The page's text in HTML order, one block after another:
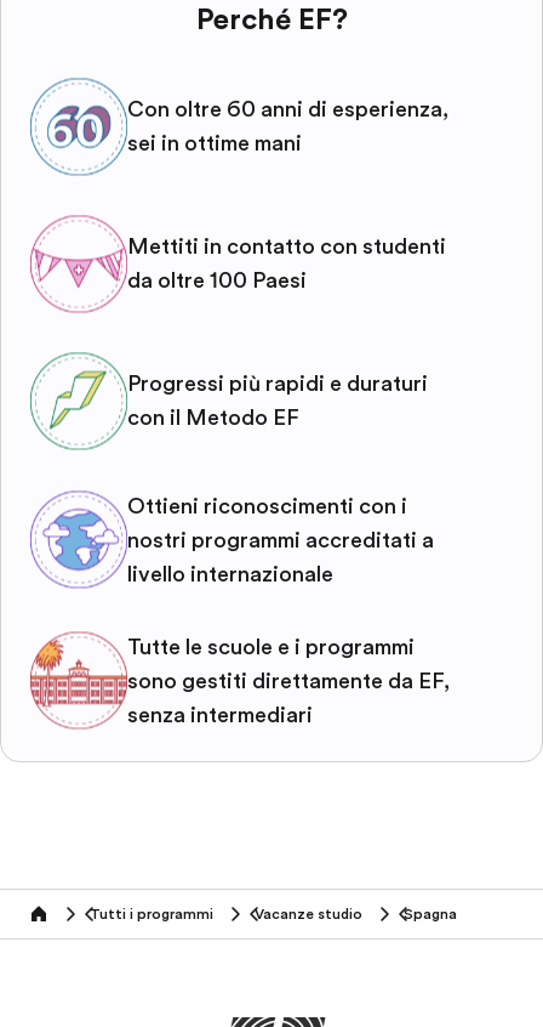
Perché EF?
Con oltre 60 anni di esperienza,
sei in ottime mani
Mettiti in contatto con studenti
da oltre 100 Paesi
Progressi più rapidi e duraturi
con il Metodo EF
Ottieni riconoscimenti con i
nostri programmi accreditati a
livello internazionale
Tutte le scuole e i programmi
sono gestiti direttamente da EF,
senza intermediari
home Tutti i programmi Vacanze studio Spagna